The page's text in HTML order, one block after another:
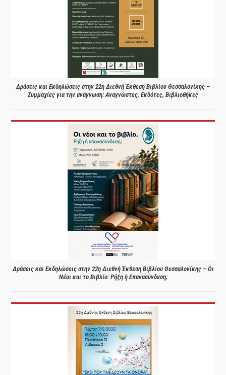
Δράσεις και Εκδηλώσεις στην 22η Διεθνή Έκθεση Βιβλίου Θεσσαλονίκης –
Συμμαχίες για την ανάγνωση: Αναγνώστες, Εκδότες, Βιβλιοθήκες
Δράσεις και Εκδηλώσεις στην 22η Διεθνή Έκθεση Βιβλίου Θεσσαλονίκης – Οι
Νέοι και το Βιβλίο: Ρήξη ή Επανασύνδεση;